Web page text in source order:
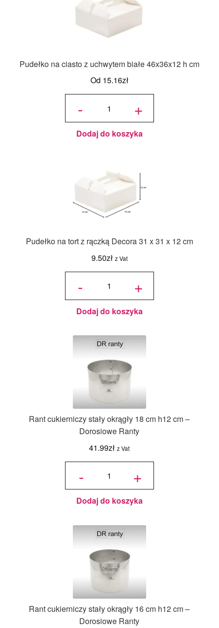
Pudełko na ciasto z uchwytem białe 46x36x12 h cm
Od 15.16zł
-
ilość
z
uchwytem
białe
46x36x12
h cm
+
Dodaj do koszyka
Pudełko na tort z rączką Decora 31 x 31 x 12 cm
9.50zł z Vat
-
ilość
rączką
Decora
31 x 31
x 12 cm +
Dodaj do koszyka
Rant cukierniczy stały okrągły 18 cm h12 cm –
Dorosiowe Ranty
41.99zł z Vat
-
ilość Rant
okrągły 18
cm h12 cm
Dorosiowe
Ranty
+
Dodaj do koszyka
Rant cukierniczy stały okrągły 16 cm h12 cm –
Dorosiowe Ranty